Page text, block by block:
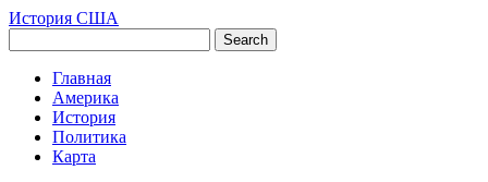
История США
Главная
Америка
История
Политика
Карта